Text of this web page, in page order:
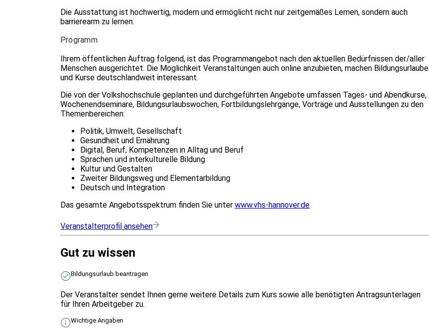
Die Ausstattung ist hochwertig, modern und ermöglicht nicht nur zeitgemäßes Lernen, sondern auch
barrierearm zu lernen.
Programm
Ihrem öffentlichen Auftrag folgend, ist das Programmangebot nach den aktuellen Bedürfnissen der/aller
Menschen ausgerichtet. Die Möglichkeit Veranstaltungen auch online anzubieten, machen Bildungsurlaube
und Kurse deutschlandweit interessant.
Die von der Volkshochschule geplanten und durchgeführten Angebote umfassen Tages- und Abendkurse,
Wochenendseminare, Bildungsurlaubswochen, Fortbildungslehrgänge, Vorträge und Ausstellungen zu den
Themenbereichen:
Politik, Umwelt, Gesellschaft
Gesundheit und Ernährung
Digital, Beruf, Kompetenzen in Alltag und Beruf
Sprachen und interkulturelle Bildung
Kultur und Gestalten
Zweiter Bildungsweg und Elementarbildung
Deutsch und Integration
Das gesamte Angebotsspektrum finden Sie unter www.vhs-hannover.de
Veranstalterprofil ansehen
Gut zu wissen
Bildungsurlaub beantragen
Der Veranstalter sendet Ihnen gerne weitere Details zum Kurs sowie alle benötigten Antragsunterlagen
für Ihren Arbeitgeber zu.
Wichtige Angaben